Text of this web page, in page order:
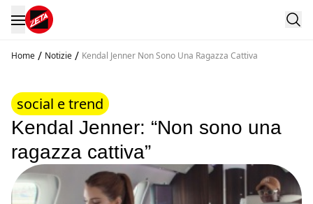
Home / Notizie / Kendal Jenner Non Sono Una Ragazza Cattiva
social e trend
Kendal Jenner: “Non sono una
ragazza cattiva”